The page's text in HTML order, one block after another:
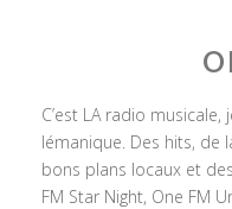
C’est LA radio
lémanique. Des hits, de
bons plans locaux et
FM Star Night, One FM